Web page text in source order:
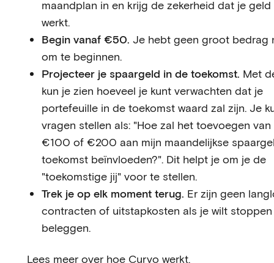
maandplan in en krijg de zekerheid dat je
werkt.
Begin vanaf €50. Je hebt geen groot bedrag
om te beginnen.
Projecteer je spaargeld in de toekomst. Met
kun je zien hoeveel je kunt verwachten dat je
portefeuille in de toekomst waard zal zijn. Je
vragen stellen als: "Hoe zal het toevoegen
€100 of €200 aan mijn maandelijkse
toekomst beïnvloeden?". Dit helpt je om je de
"toekomstige jij" voor te stellen.
Trek je op elk moment terug. Er zijn geen
contracten of uitstapkosten als je wilt
beleggen.
Lees meer over hoe Curvo werkt.